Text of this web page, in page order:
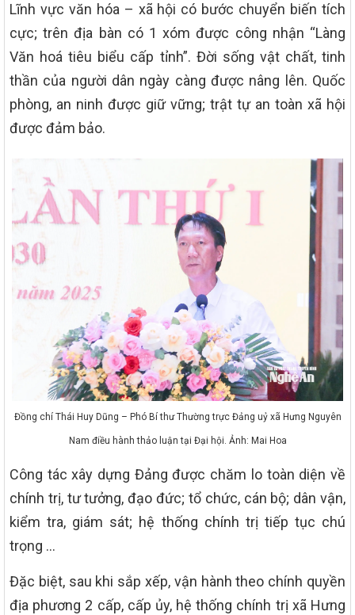
Lĩnh vực văn hóa – xã hội có bước chuyển biến tích
cực; trên địa bàn có 1 xóm được công nhận “Làng
Văn hoá tiêu biểu cấp tỉnh”. Đời sống vật chất, tinh
thần của người dân ngày càng được nâng lên. Quốc
phòng, an ninh được giữ vững; trật tự an toàn xã hội
được đảm bảo.
Đồng chí Thái Huy Dũng – Phó Bí thư Thường trực Đảng uỷ xã Hưng Nguyên
Nam điều hành thảo luận tại Đại hội. Ảnh: Mai Hoa
Công tác xây dựng Đảng được chăm lo toàn diện về
chính trị, tư tưởng, đạo đức; tổ chức, cán bộ; dân vận,
kiểm tra, giám sát; hệ thống chính trị tiếp tục chú
trọng …
Đặc biệt, sau khi sắp xếp, vận hành theo chính quyền
địa phương 2 cấp, cấp ủy, hệ thống chính trị xã Hưng